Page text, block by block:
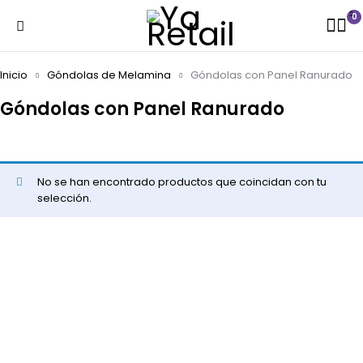
0
Góndolas con Panel Ranurado
Inicio Góndolas de Melamina Góndolas con Panel Ranurado
No se han encontrado productos que coincidan con tu
selección.